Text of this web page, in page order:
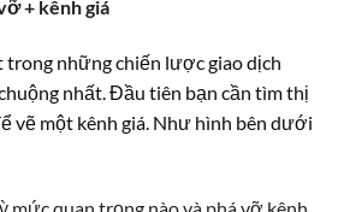
+ kênh giá
trong những chiến lược giao dịch
nhất. Đầu tiên bạn cần tìm thị
vẽ một kênh giá. Như hình bên dưới